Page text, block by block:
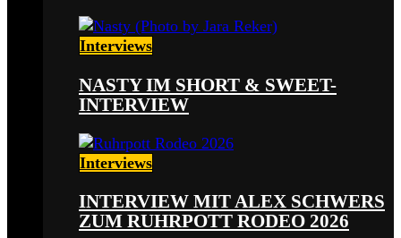
Interviews
NASTY IM SHORT & SWEET-
INTERVIEW
Interviews
INTERVIEW MIT ALEX SCHWERS
ZUM RUHRPOTT RODEO 2026